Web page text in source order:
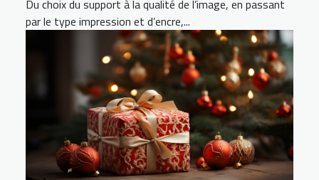
Du choix du support à la qualité de l’image, en passant
par le type impression et d’encre,...